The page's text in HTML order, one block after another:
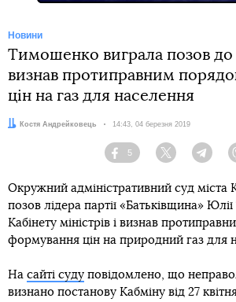
Новини
Тимошенко виграла позов до
визнав протиправним
цін на газ для населення
Автор:Костя Андрейковець Дата:
14:43, 04 березня 2019
Facebook
5
Twitter
Окружний адміністративний суд міста
позов лідера партії «Батьківщина»
Кабінету міністрів і визнав
формування цін на природний газ для
На сайті суду повідомлено, що
визнано постанову Кабміну від 27